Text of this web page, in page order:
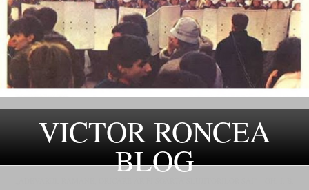
VICTOR RONCEA
BLOG